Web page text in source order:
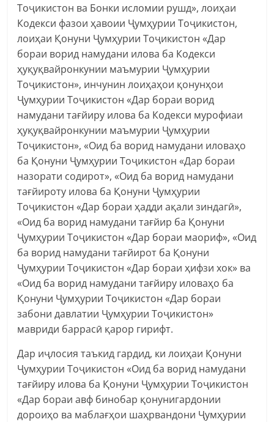
Тоҷикистон ва Бонки исломии рушд», лоиҳаи
Кодекси фазои ҳавоии Ҷумҳурии Тоҷикистон,
лоиҳаи Қонуни Ҷумҳурии Тоҷикистон «Дар
бораи ворид намудани илова ба Кодекси
ҳуқуқвайронкунии маъмурии Ҷумҳурии
Тоҷикистон», инчунин лоиҳаҳои қонунҳои
Ҷумҳурии Тоҷикистон «Дар бораи ворид
намудани тағйиру илова ба Кодекси мурофиаи
ҳуқуқвайронкунии маъмурии Ҷумҳурии
Тоҷикистон», «Оид ба ворид намудани иловаҳо
ба Қонуни Ҷумҳурии Тоҷикистон «Дар бораи
назорати содирот», «Оид ба ворид намудани
тағйироту илова ба Қонуни Ҷумҳурии
Тоҷикистон «Дар бораи ҳадди ақали зиндагӣ»,
«Оид ба ворид намудани тағйир ба Қонуни
Ҷумҳурии Тоҷикистон «Дар бораи маориф», «Оид
ба ворид намудани тағйирот ба Қонуни
Ҷумҳурии Тоҷикистон «Дар бораи ҳифзи хок» ва
«Оид ба ворид намудани тағйиру иловаҳо ба
Қонуни Ҷумҳурии Тоҷикистон «Дар бораи
забони давлатии Ҷумҳурии Тоҷикистон»
мавриди баррасӣ қарор гирифт.
Дар иҷлосия таъкид гардид, ки лоиҳаи Қонуни
Ҷумҳурии Тоҷикистон «Оид ба ворид намудани
тағйиру илова ба Қонуни Ҷумҳурии Тоҷикистон
«Дар бораи авф бинобар қонунигардонии
дороиҳо ва маблағҳои шаҳрвандони Ҷумҳурии